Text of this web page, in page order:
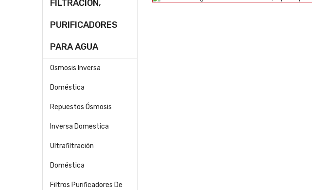
FILTRACION,
PURIFICADORES
PARA AGUA
Osmosis Inversa
Doméstica
Repuestos Ósmosis
Inversa Domestica
Ultrafiltración
Doméstica
Filtros Purificadores De